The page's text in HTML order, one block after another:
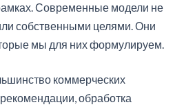
Современные модели не
собственными целями. Они
мы для них формулируем.
коммерческих
обработка